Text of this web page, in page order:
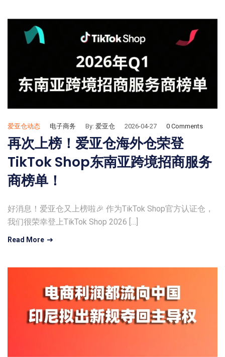
爱亚仓动态 电子商务 By: 爱亚仓 2026-04-27 0 Comments
再次上榜！爱亚仓海外仓荣登
TikTok Shop东南亚跨境招商服务
商榜单！
好消息！爱亚仓又上榜啦🎉 作为TikTok Shop官方认证仓，
我们很荣幸登上TikTok Shop 2026 […]
Read More